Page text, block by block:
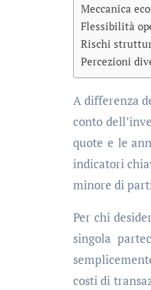
Meccanica
Flessibilità
Rischi
Percezioni
A differenza
conto
quote e le
indicatori
minore di
Per chi
singola
costi di